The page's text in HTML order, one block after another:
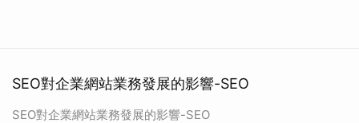
SEO對企業網站業務發展的影響-SEO
SEO對企業網站業務發展的影響-SEO